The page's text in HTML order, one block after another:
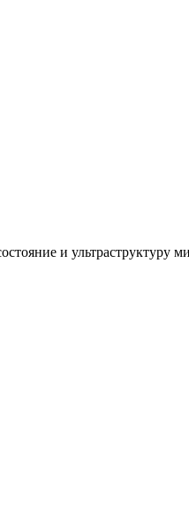
и ультраструктуру